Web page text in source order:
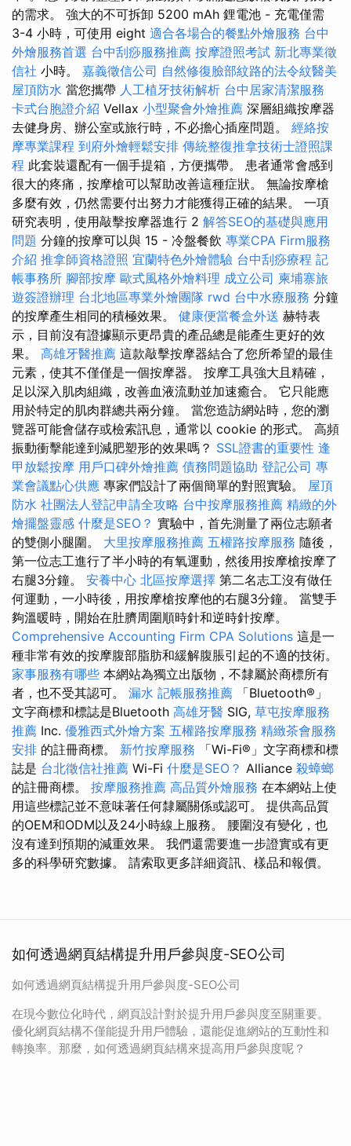
的需求。 強大的不可拆卸 5200 mAh 鋰電池 - 充電僅需
3-4 小時，可使用 eight 適合各場合的餐點外燴服務 台中
外燴服務首選 台中刮痧服務推薦 按摩證照考試 新北專業徵
信社 小時。 嘉義徵信公司 自然修復臉部紋路的法令紋醫美
屋頂防水 當您攜帶 人工植牙技術解析 台中居家清潔服務
卡式台胞證介紹 Vellax 小型聚會外燴推薦 深層組織按摩器
去健身房、辦公室或旅行時，不必擔心插座問題。 經絡按
摩專業課程 到府外燴輕鬆安排 傳統整復推拿技術士證照課
程 此套裝還配有一個手提箱，方便攜帶。 患者通常會感到
很大的疼痛，按摩槍可以幫助改善這種症狀。 無論按摩槍
多麼有效，仍然需要付出努力才能獲得正確的結果。 一項
研究表明，使用敲擊按摩器進行 2 解答SEO的基礎與應用
問題 分鐘的按摩可以與 15 - 冷盤餐飲 專業CPA Firm服務
介紹 推拿師資格證照 宜蘭特色外燴體驗 台中刮痧療程 記
帳事務所 腳部按摩 歐式風格外燴料理 成立公司 柬埔寨旅
遊簽證辦理 台北地區專業外燴團隊 rwd 台中水療服務 分鐘
的按摩產生相同的積極效果。 健康便當餐盒外送 赫特表
示，目前沒有證據顯示更昂貴的產品總是能產生更好的效
果。 高雄牙醫推薦 這款敲擊按摩器結合了您所希望的最佳
元素，使其不僅僅是一個按摩器。 按摩工具強大且精確，
足以深入肌肉組織，改善血液流動並加速癒合。 它只能應
用於特定的肌肉群總共兩分鐘。 當您造訪網站時，您的瀏
覽器可能會儲存或檢索訊息，通常以 cookie 的形式。 高頻
振動衝擊能達到減肥塑形的效果嗎？ SSL證書的重要性 逢
甲放鬆按摩 用戶口碑外燴推薦 債務問題協助 登記公司 專
業會議點心供應 專家們設計了兩個簡單的對照實驗。 屋頂
防水 社團法人登記申請全攻略 台中按摩服務推薦 精緻的外
燴擺盤靈感 什麼是SEO？ 實驗中，首先測量了兩位志願者
的雙側小腿圍。 大里按摩服務推薦 五權路按摩服務 隨後，
第一位志工進行了半小時的有氧運動，然後用按摩槍按摩了
右腿3分鐘。 安養中心 北區按摩選擇 第二名志工沒有做任
何運動，一小時後，用按摩槍按摩他的右腿3分鐘。 當雙手
夠溫暖時，開始在肚臍周圍順時針和逆時針按摩。
Comprehensive Accounting Firm CPA Solutions 這是一
種非常有效的按摩腹部脂肪和緩解腹脹引起的不適的技術。
家事服務有哪些 本網站為獨立出版物，不隸屬於商標所有
者，也不受其認可。 漏水 記帳服務推薦 「Bluetooth®」
文字商標和標誌是Bluetooth 高雄牙醫 SIG, 草屯按摩服務
推薦 Inc. 優雅西式外燴方案 五權路按摩服務 精緻茶會服務
安排 的註冊商標。 新竹按摩服務
「Wi-Fi®」文字商標和標
誌是 台北徵信社推薦 Wi-Fi 什麼是SEO？ Alliance 殺蟑螂
的註冊商標。 按摩服務推薦 高品質外燴服務 在本網站上使
用這些標記並不意味著任何隸屬關係或認可。 提供高品質
的OEM和ODM以及24小時線上服務。 腰圍沒有變化，也
沒有達到預期的減重效果。 我們還需要進一步證實或有更
多的科學研究數據。 請索取更多詳細資訊、樣品和報價。
如何透過網頁結構提升用戶參與度-SEO公司
如何透過網頁結構提升用戶參與度-SEO公司
在現今數位化時代，網頁設計對於提升用戶參與度至關重要。
優化網頁結構不僅能提升用戶體驗，還能促進網站的互動性和
轉換率。那麼，如何透過網頁結構來提高用戶參與度呢？